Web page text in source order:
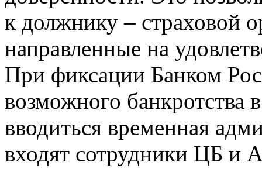
к должнику – страховой
направленные на
При фиксации Банком
возможного банкротства
вводиться временная
входят сотрудники ЦБ и